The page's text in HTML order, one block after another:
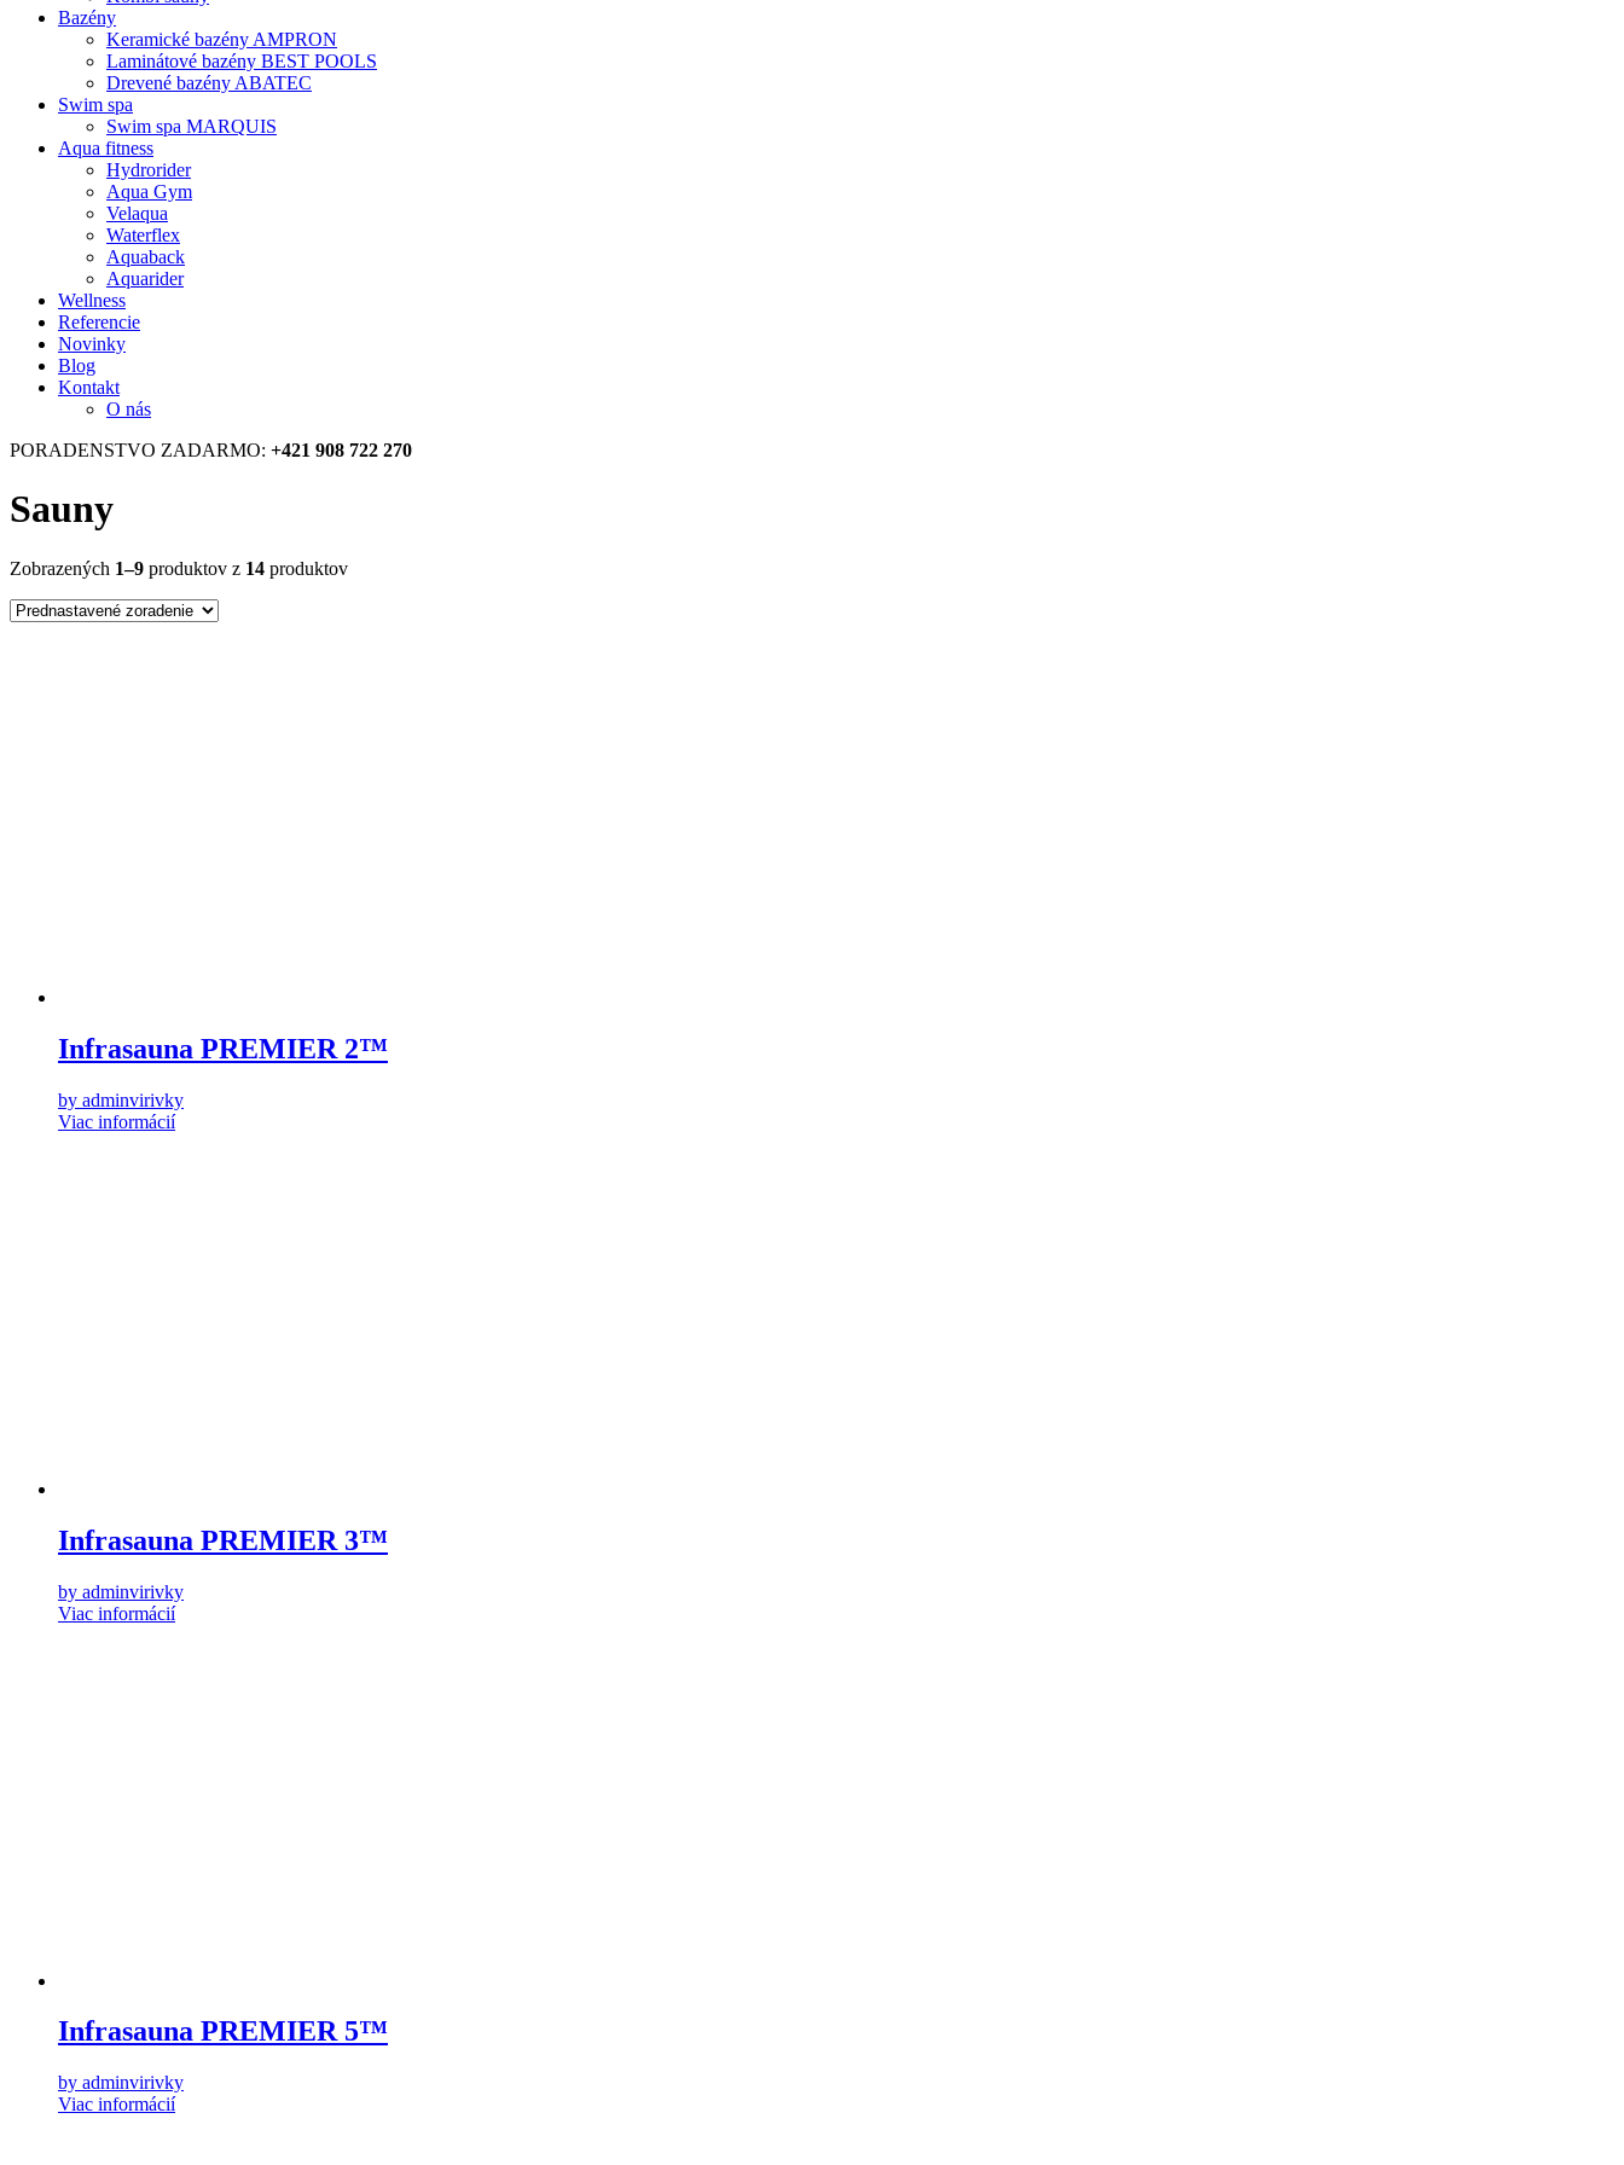
Bazény
Keramické bazény AMPRON
Laminátové bazény BEST POOLS
Drevené bazény ABATEC
Swim spa
Swim spa MARQUIS
Aqua fitness
Hydrorider
Aqua Gym
Velaqua
Waterflex
Aquaback
Aquarider
Wellness
Referencie
Novinky
Blog
Kontakt
O nás
PORADENSTVO ZADARMO: +421 908 722 270
Sauny
Zobrazených 1–9 produktov z 14 produktov
Infrasauna PREMIER 2™
by adminvirivky
Viac informácií
Infrasauna PREMIER 3™
by adminvirivky
Viac informácií
Infrasauna PREMIER 5™
by adminvirivky
Viac informácií